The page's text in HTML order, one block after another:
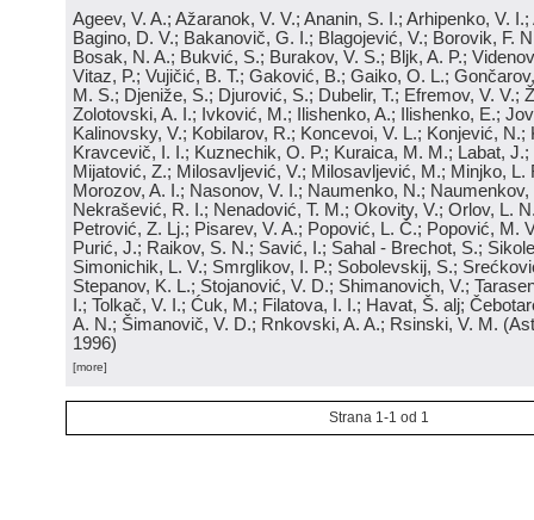
Ageev, V. A.; Ažaranok, V. V.; Ananin, S. I.; Arhipenko, V.
Bagino, D. V.; Bakanovič, G. I.; Blagojević, V.; Borovik, F.
Bosak, N. A.; Bukvić, S.; Burakov, V. S.; Bljk, A. P.;
Vitaz, P.; Vujičić, B. T.; Gaković, B.; Gaiko, O. L.;
M. S.; Djeniže, S.; Djurović, S.; Dubelir, T.; Efremov, V. V.;
Zolotovski, A. I.; Ivković, M.; Ilishenko, A.; Ilishenko, E.;
Kalinovsky, V.; Kobilarov, R.; Koncevoi, V. L.; Konjević, N.;
Kravcevič, I. I.; Kuznechik, O. P.; Kuraica, M. M.; Labat,
Mijatović, Z.; Milosavljević, V.; Milosavljević, M.; Minjko, L.
Morozov, A. I.; Nasonov, V. I.; Naumenko, N.; Naumenkov,
Nekrašević, R. I.; Nenadović, T. M.; Okovity, V.; Orlov, L.
Petrović, Z. Lj.; Pisarev, V. A.; Popović, L. Č.; Popović, M.
Purić, J.; Raikov, S. N.; Savić, I.; Sahal - Brechot, S.;
Simonichik, L. V.; Smrglikov, I. P.; Sobolevskij, S.;
Stepanov, K. L.; Stojanović, V. D.; Shimanovich, V.;
I.; Tolkač, V. I.; Ćuk, M.; Filatova, I. I.; Havat, Š. alj;
A. N.; Šimanovič, V. D.; Rnkovski, A. A.; Rsinski, V. M. (
1996)
[more]
Strana 1-1 od 1